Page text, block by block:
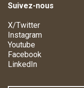
Suivez-nous
X/Twitter
Instagram
Youtube
Facebook
LinkedIn